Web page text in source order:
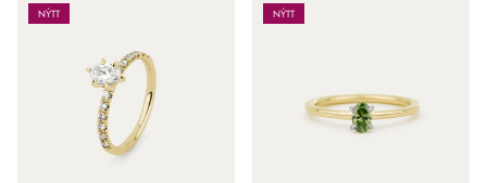
NÝTT NÝTT